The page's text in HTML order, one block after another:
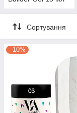
Сортування
–10%